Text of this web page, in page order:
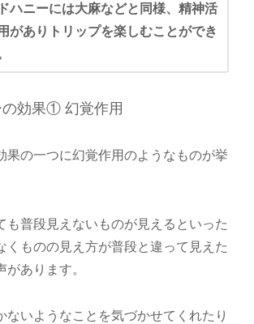
ハニーには大麻などと同様、精神活
がありトリップを楽しむことができ
効果① 幻覚作用
果の一つに幻覚作用のようなものが挙
も普段見えないものが見えるといった
くものの見え方が普段と違って見えた
があります。
ないようなことを気づかせてくれたり